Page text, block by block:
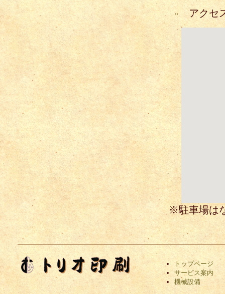
アクセ
※駐車場は
トップページ
サービス案内
機械設備